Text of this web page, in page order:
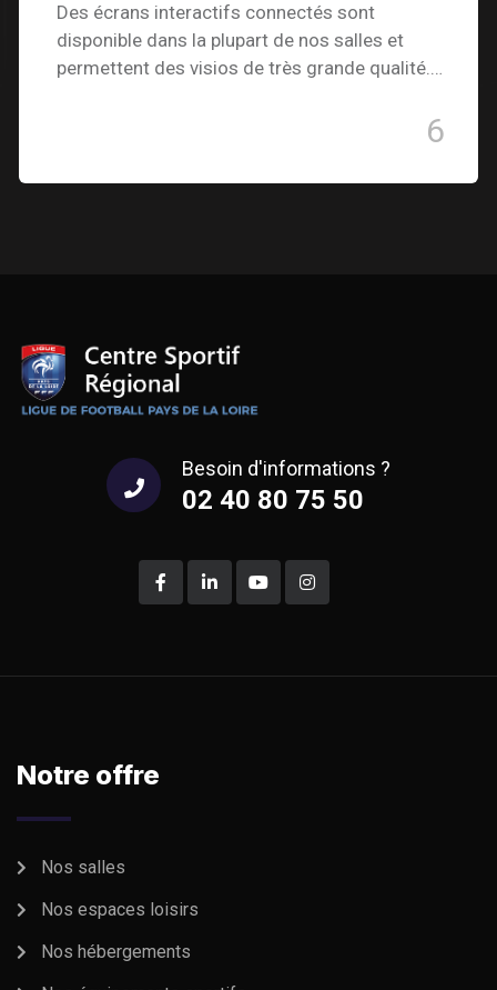
Des écrans interactifs connectés sont
disponible dans la plupart de nos salles et
permettent des visios de très grande qualité.…
6
Besoin d'informations ?
02 40 80 75 50
Notre offre
Nos salles
Nos espaces loisirs
Nos hébergements